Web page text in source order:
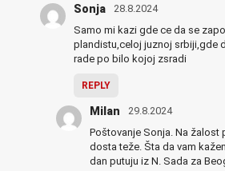
Sonja 28.8.2024
Samo mi kazi gde ce da se
plandistu,celoj juznoj srbiji,gde
rade po bilo kojoj zsradi
REPLY
Milan 29.8.2024
Poštovanje Sonja. Na žalost
dosta teže. Šta da vam
dan putuju iz N. Sada za